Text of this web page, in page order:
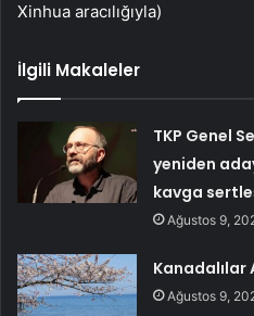
Xinhua aracılığıyla)
İlgili Makaleler
TKP Genel
yeniden
kavga
Ağustos 9,
Kanadalılar
Ağustos 9,